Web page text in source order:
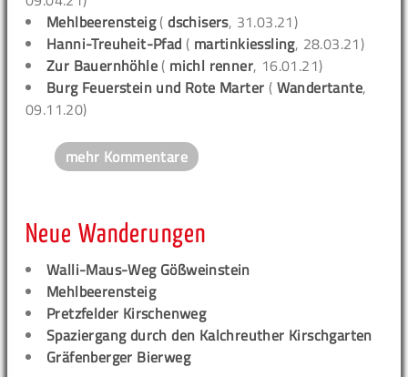
Mehlbeerensteig(dschisers, 31.03.21)
Hanni-Treuheit-Pfad ( martinkiessling, 28.03.21)
Zur Bauernhöhle ( michl renner, 16.01.21)
Burg Feuerstein und Rote Marter ( Wandertante,
09.11.20)
mehr Kommentare
Neue Wanderungen
Walli-Maus-Weg Gößweinstein
Mehlbeerensteig
Pretzfelder Kirschenweg
Spaziergang durch den Kalchreuther Kirschgarten
Gräfenberger Bierweg